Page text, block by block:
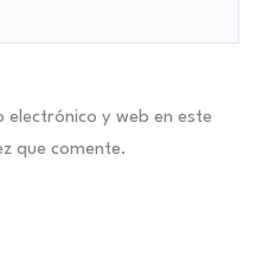
y web en este
que comente.